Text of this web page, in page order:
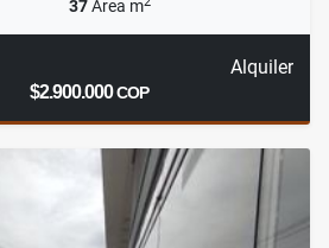
37Área m
Alquiler
$2.900.000COP